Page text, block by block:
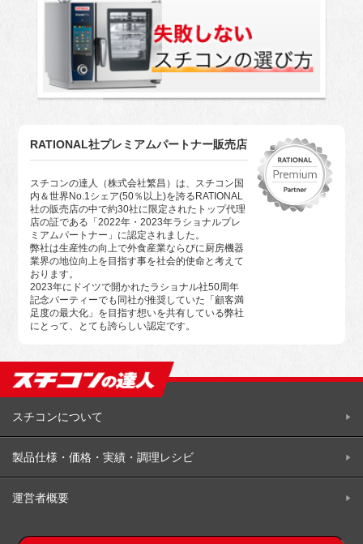
RATIONAL社プレミアムパートナー販売店
スチコンの達人（株式会社繁昌）は、スチコン国
内＆世界No.1シェア(50％以上)を誇るRATIONAL
社の販売店の中で約30社に限定されたトップ代理
店の証である「2022年・2023年ラショナルプレ
ミアムパートナー」に認定されました。
弊社は生産性の向上で外食産業ならびに厨房機器
業界の地位向上を目指す事を社会的使命と考えて
おります。
2023年にドイツで開かれたラショナル社50周年
記念パーティーでも同社が推奨していた「顧客満
足度の最大化」を目指す想いを共有している弊社
にとって、とても誇らしい認定です。
スチコンについて
製品仕様・価格・実績・調理レシビ
運営者概要